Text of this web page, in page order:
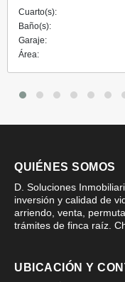
Cuarto(s):
Baño(s):
Garaje:
Área:
QUIÉNES SOMOS
D. Soluciones
inversión y calidad de
arriendo, venta,
trámites de finca raíz.
UBICACIÓN Y